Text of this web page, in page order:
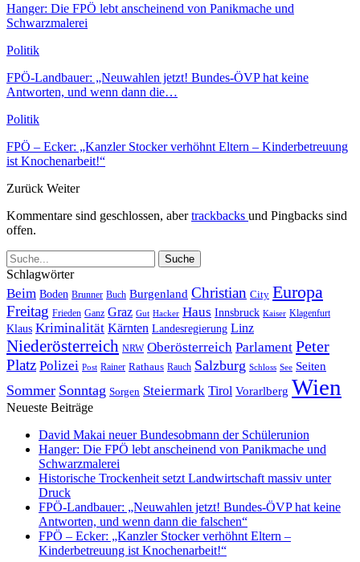
Hanger: Die FPÖ lebt anscheinend von Panikmache und
Schwarzmalerei
Politik
FPÖ-Landbauer: „Neuwahlen jetzt! Bundes-ÖVP hat keine
Antworten, und wenn dann die…
Politik
FPÖ – Ecker: „Kanzler Stocker verhöhnt Eltern – Kinderbetreuung
ist Knochenarbeit!“
Zurück Weiter
Kommentare sind geschlossen, abertrackbacks und Pingbacks sind
offen.
Schlagwörter
Beim Boden Brunner Buch Burgenland Christian City Europa
Freitag Frieden Ganz Graz Gut Hacker Haus Innsbruck Kaiser Klagenfurt
Klaus Kriminalität Kärnten Landesregierung Linz
Niederösterreich NRW Oberösterreich Parlament Peter
Platz Polizei Post Rainer Rathaus Rauch Salzburg Schloss See Seiten
Sommer Sonntag Sorgen Steiermark Tirol Vorarlberg Wien
Neueste Beiträge
David Makai neuer Bundesobmann der Schülerunion
Hanger: Die FPÖ lebt anscheinend von Panikmache und
Schwarzmalerei
Historische Trockenheit setzt Landwirtschaft massiv unter
Druck
FPÖ-Landbauer: „Neuwahlen jetzt! Bundes-ÖVP hat keine
Antworten, und wenn dann die falschen“
FPÖ – Ecker: „Kanzler Stocker verhöhnt Eltern –
Kinderbetreuung ist Knochenarbeit!“